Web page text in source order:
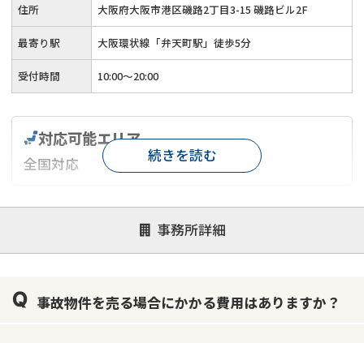
住所 大阪府大阪市港区磯路2丁目3-15 磯路ビル2F
最寄り駅 大阪環状線「弁天町駅」徒歩5分
受付時間 10:00～20:00
事務所詳細
対応可能エリア
全国対応
対応が親身 オンライン面談可能
レスポンスが早い
1億円以上の買取可
続きを読む
事故物件を売る場合にかかる費用はありますか？